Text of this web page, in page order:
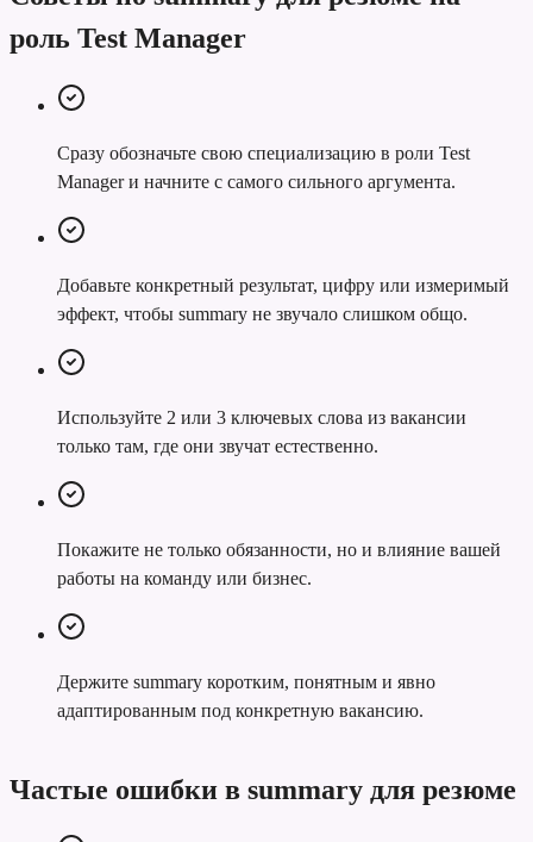
роль Test Manager
Сразу обозначьте свою специализацию в роли Test
Manager и начните с самого сильного аргумента.
Добавьте конкретный результат, цифру или измеримый
эффект, чтобы summary не звучало слишком общо.
Используйте 2 или 3 ключевых слова из вакансии
только там, где они звучат естественно.
Покажите не только обязанности, но и влияние вашей
работы на команду или бизнес.
Держите summary коротким, понятным и явно
адаптированным под конкретную вакансию.
Частые ошибки в summary для резюме